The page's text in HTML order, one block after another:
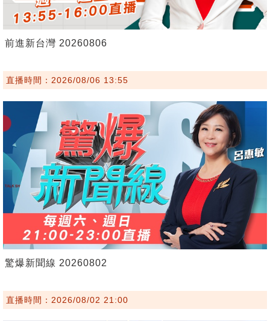
前進新台灣 20260806
直播時間：2026/08/06 13:55
驚爆新聞線 20260802
直播時間：2026/08/02 21:00